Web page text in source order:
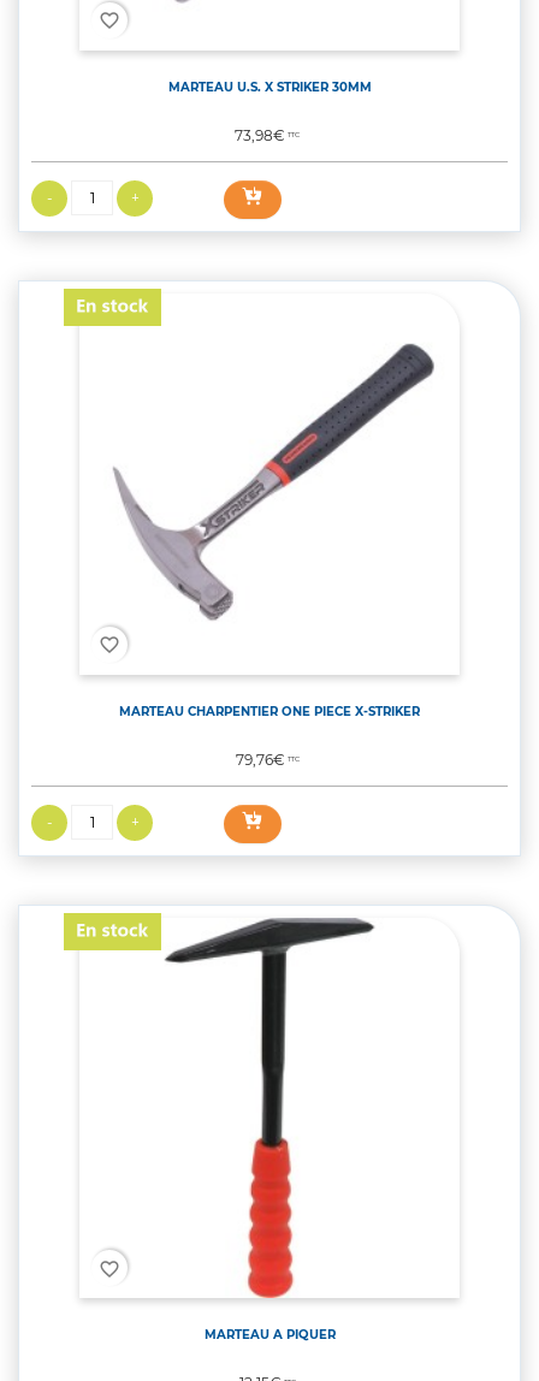
favorite_border
MARTEAU U.S. X STRIKER 30MM
Prix
73,98€TTC
favorite_border
MARTEAU CHARPENTIER ONE PIECE X-STRIKER
Prix
79,76€TTC
favorite_border
MARTEAU A PIQUER